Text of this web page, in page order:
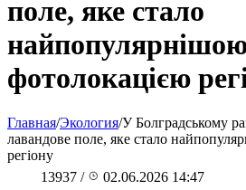
поле, яке стало
фотолокацією
Главная/Экология/У Болградському
лавандове поле, яке стало
регіону
13937 / 02.06.2026 14:47